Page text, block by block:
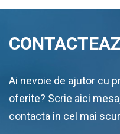
Ai nevoie de ajutor cu
oferite? Scrie aici
contacta in cel mai